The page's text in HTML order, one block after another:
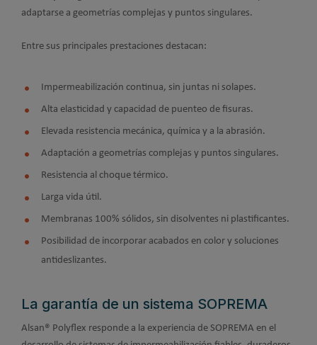
adaptarse a geometrías complejas y puntos singulares.
Entre sus principales prestaciones destacan:
Impermeabilización continua, sin juntas ni solapes.
Alta elasticidad y capacidad de puenteo de fisuras.
Elevada resistencia mecánica, química y a la abrasión.
Adaptación a geometrías complejas y puntos singulares.
Resistencia al choque térmico.
Larga vida útil.
Membranas 100% sólidos, sin disolventes ni plastificantes.
Posibilidad de incorporar acabados en color y soluciones
antideslizantes.
La garantía de un sistema SOPREMA
Alsan® Polyflex responde a la experiencia de SOPREMA en el